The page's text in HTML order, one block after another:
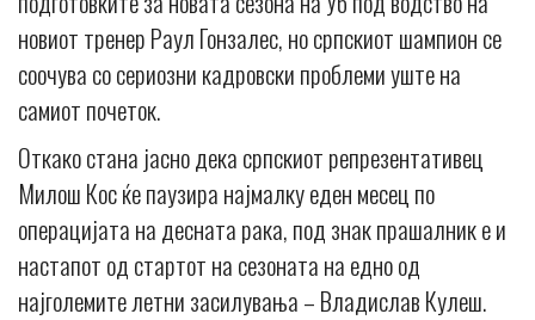
новиот тренер Раул Гонзалес, но српскиот шампион се
соочува со сериозни кадровски проблеми уште на
самиот почеток.
Откако стана јасно дека српскиот репрезентативец
Милош Кос ќе паузира најмалку еден месец по
операцијата на десната рака, под знак прашалник е и
настапот од стартот на сезоната на едно од
најголемите летни засилувања – Владислав Кулеш.